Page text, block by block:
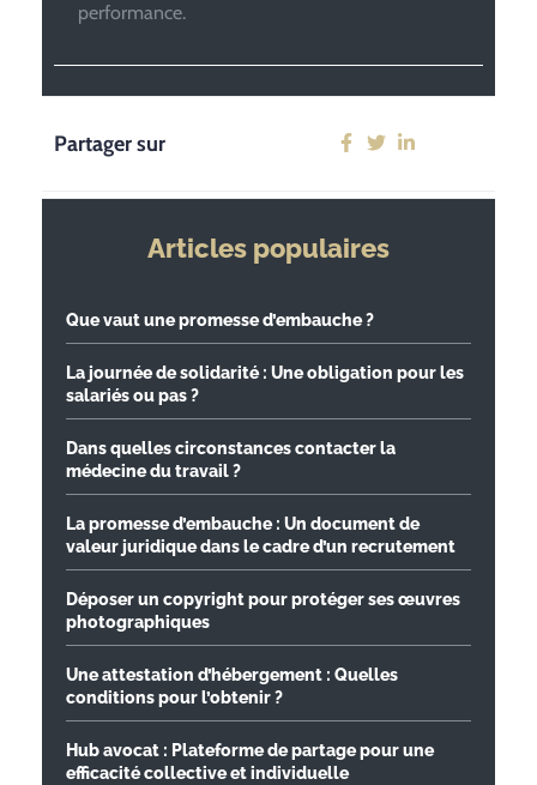
performance.
Partager sur
Articles populaires
Que vaut une promesse d’embauche ?
La journée de solidarité : Une obligation pour les
salariés ou pas ?
Dans quelles circonstances contacter la
médecine du travail ?
La promesse d’embauche : Un document de
valeur juridique dans le cadre d’un recrutement
Déposer un copyright pour protéger ses œuvres
photographiques
Une attestation d’hébergement : Quelles
conditions pour l’obtenir ?
Hub avocat : Plateforme de partage pour une
efficacité collective et individuelle